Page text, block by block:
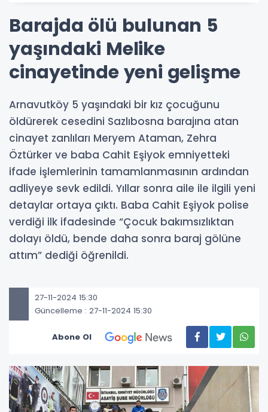
Barajda ölü bulunan 5
yaşındaki Melike
cinayetinde yeni gelişme
Arnavutköy 5 yaşındaki bir kız çocuğunu
öldürerek cesedini Sazlıbosna barajına atan
cinayet zanlıları Meryem Ataman, Zehra
Öztürker ve baba Cahit Eşiyok emniyetteki
ifade işlemlerinin tamamlanmasının ardından
adliyeye sevk edildi. Yıllar sonra aile ile ilgili yeni
detaylar ortaya çıktı. Baba Cahit Eşiyok polise
verdiği ilk ifadesinde “Çocuk bakımsızlıktan
dolayı öldü, bende daha sonra baraj gölüne
attım” dediği öğrenildi.
27-11-2024 15:30
Güncelleme : 27-11-2024 15:30
Abone Ol